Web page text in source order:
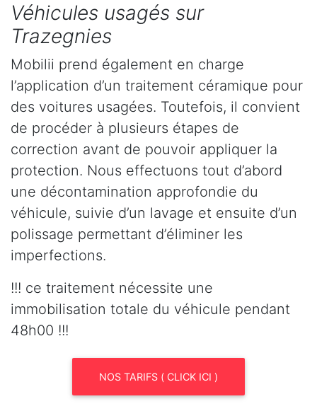
Véhicules usagés sur
Trazegnies
Mobilii prend également en charge
l’application d’un traitement céramique pour
des voitures usagées. Toutefois, il convient
de procéder à plusieurs étapes de
correction avant de pouvoir appliquer la
protection. Nous effectuons tout d’abord
une décontamination approfondie du
véhicule, suivie d’un lavage et ensuite d’un
polissage permettant d’éliminer les
imperfections.
!!! ce traitement nécessite une
immobilisation totale du véhicule pendant
48h00 !!!
NOS TARIFS ( CLICK ICI )